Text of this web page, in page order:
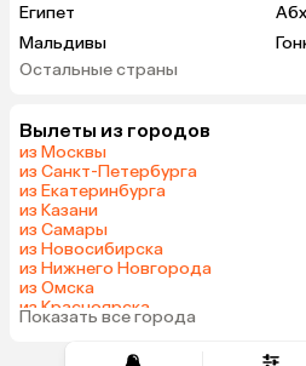
Египет
Мальдивы
Саудовская Аравия
Остальные страны
Вылеты из городов
из Москвы
из Санкт-Петербурга
из Екатеринбурга
из Казани
из Самары
из Новосибирска
из Нижнего Новгорода
из Омска
из Красноярска
из Волгограда
Показать все города